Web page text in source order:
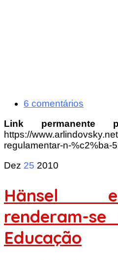
6 comentários
Link permanente
https://
regulamentar-n-%c2%ba-
Dez 25 2010
Hänsel
renderam-
Educação